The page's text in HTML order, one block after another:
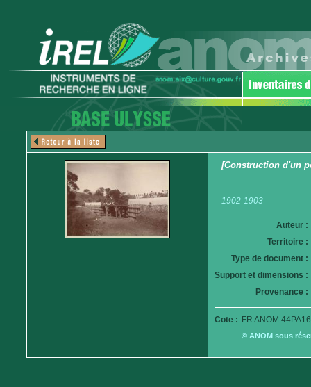
[Construction d'un
1902-1903
Auteur :
Territoire :
Type de document :
Support et dimensions :
Provenance :
Cote : FR ANOM
© ANOM sous